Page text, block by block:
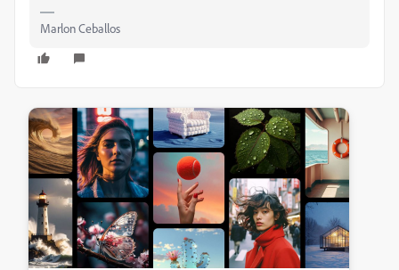
Marlon Ceballos